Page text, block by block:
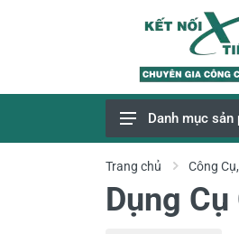
Giao Hàng Miễn Phí
Công Cụ, Dụng Cụ
Danh mục sản
Trang chủ Công
Dụng